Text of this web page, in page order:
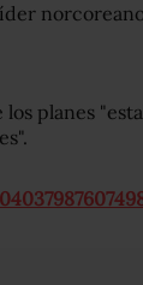
planes